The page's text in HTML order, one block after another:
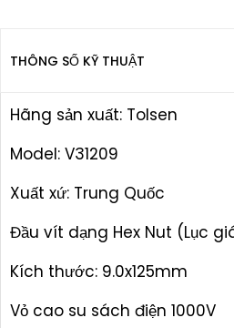
THÔNG SỐ KỸ THUẬT
Hãng sản xuất: Tolsen
Model: V31209
Xuất xứ: Trung Quốc
Đầu vít dạng Hex Nut (Lục
Kích thước: 9.0x125mm
Vỏ cao su sách điện 1000V